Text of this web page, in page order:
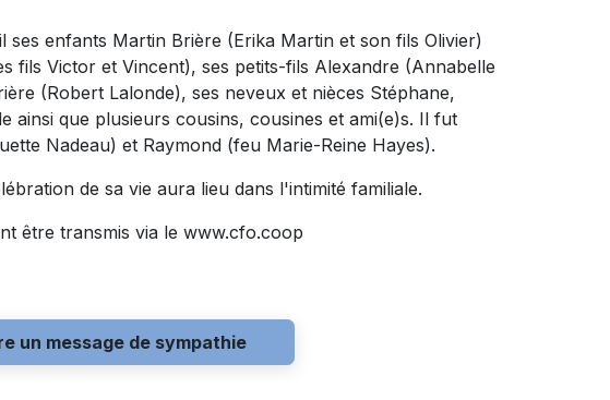
ses enfants Martin Brière (Erika Martin et son fils Olivier)
fils Victor et Vincent), ses petits-fils Alexandre (Annabelle
(Robert Lalonde), ses neveux et nièces Stéphane,
ainsi que plusieurs cousins, cousines et ami(e)s. Il fut
Nadeau) et Raymond (feu Marie-Reine Hayes).
de sa vie aura lieu dans l'intimité familiale.
être transmis via le www.cfo.coop
un message de sympathie